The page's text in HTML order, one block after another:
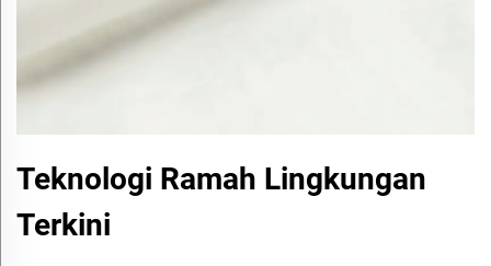
Teknologi Ramah Lingkungan
Terkini